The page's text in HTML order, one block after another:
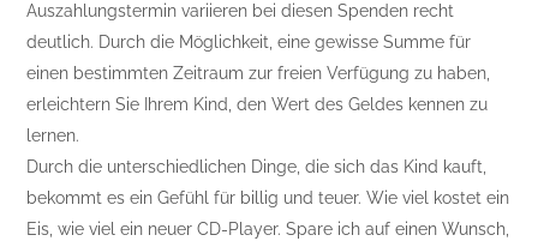
Auszahlungstermin variieren bei diesen Spenden recht
deutlich. Durch die Möglichkeit, eine gewisse Summe für
einen bestimmten Zeitraum zur freien Verfügung zu haben,
erleichtern Sie Ihrem Kind, den Wert des Geldes kennen zu
lernen.
Durch die unterschiedlichen Dinge, die sich das Kind kauft,
bekommt es ein Gefühl für billig und teuer. Wie viel kostet ein
Eis, wie viel ein neuer CD-Player. Spare ich auf einen Wunsch,